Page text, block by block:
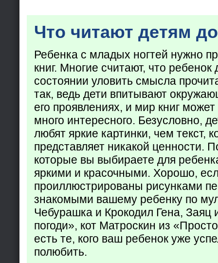
Что читают детям
Ребенка с младых ногтей нужно
книг. Многие считают, что ребенок
состоянии уловить смысла
так, ведь дети впитывают
его проявлениях, и мир книг
много интересного. Безусловно,
любят яркие картинки, чем текст,
представляет никакой ценности.
которые вы выбираете для
яркими и красочными. Хорошо,
проиллюстрированы рисунками
знакомыми вашему ребенку по
Чебурашка и Крокодил Гена, Заяц
погоди», кот Матроскин из
есть те, кого ваш ребенок уже
полюбить.